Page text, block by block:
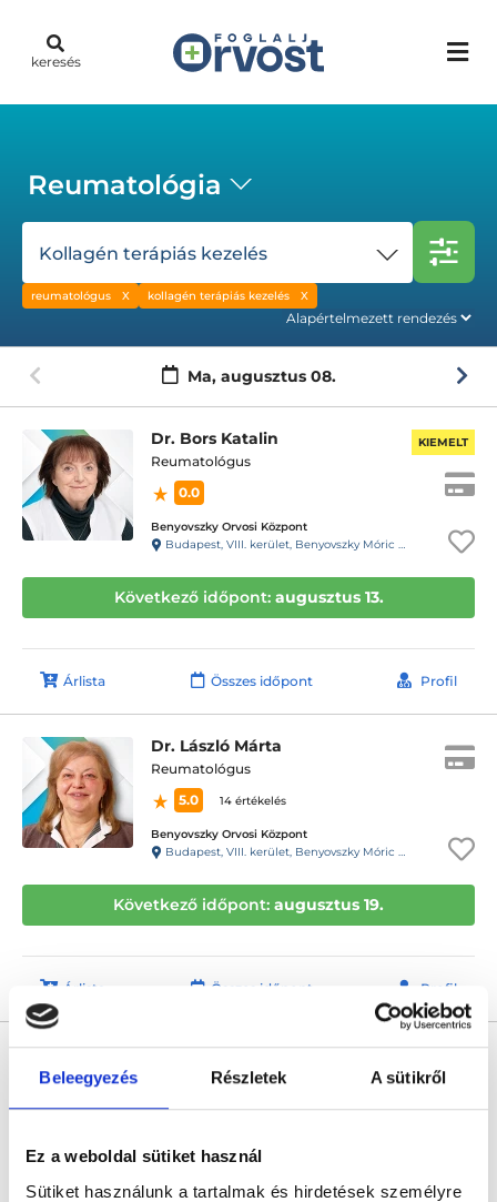
Beleegyezés Részletek A sütikről
Ez a weboldal sütiket használ
Sütiket használunk a tartalmak és hirdetések személyre
keresés
Reumatológia
Kollagén terápiás kezelés
reumatológus kollagén terápiás kezelés
Ma, augusztus 08.
Dr. Bors Katalin
Reumatológus
0.0
Benyovszky Orvosi Központ
Budapest, VIII. kerület, Benyovszky Móric utca 10.
KIEMELT
Következő időpont: augusztus 13.
Árlista Összes időpont Profil
Dr. László Márta
Reumatológus
5.0
14 értékelés
Benyovszky Orvosi Központ
Budapest, VIII. kerület, Benyovszky Móric utca 10.
Következő időpont: augusztus 19.
Árlista Összes időpont Profil
megszerzésére irányuló képzésben vesz részt. Ezen orvosok által
felelősséggel tartozik és azt közvetlenül felügyeli az egészségügyi
szakorvosjelölt önállóan láthat el feladatokat. A foglaljorvost.hu
felelősségét kizárja esetleges névazonosságért bármely szakorvos
és szakorvosjelölt esetén.